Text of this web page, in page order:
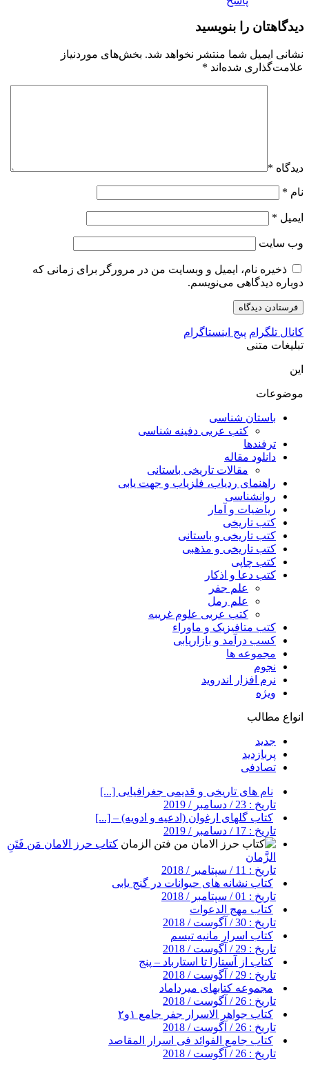
دیدگاهتان را بنویسید
نشانی ایمیل شما منتشر نخواهد شد. بخش‌های موردنیاز
علامت‌گذاری شده‌اند *
دیدگاه *
نام *
ایمیل *
وب‌ سایت
ذخیره نام، ایمیل و وبسایت من در مرورگر برای زمانی که
دوباره دیدگاهی می‌نویسم.
کانال تلگرام پیج اینستاگرام
تبلیغات متنی
این
موضوعات
باستان شناسی
کتب عربی دفینه شناسی
ترفندها
دانلود مقاله
مقالات تاریخی باستانی
راهنمای ردیاب، فلزیاب و جهت یابی
روانشناسی
ریاضیات و آمار
کتب تاریخی
کتب تاریخی و باستانی
کتب تاریخی و مذهبی
کتب چاپی
کتب دعا و اذکار
علم جفر
علم رمل
کتب عربی علوم غریبه
کتب متافیزیک و ماوراء
کسب درآمد و بازاریابی
مجموعه ها
نجوم
نرم افزار اندروید
ویژه
انواع مطالب
جدید
پربازدید
تصادفی
نام های تاریخی و قدیمی جغرافیایی [...]
تاریخ : 23 / دسامبر / 2019
کتاب گلهای ارغوان (ادعیه و ادویه) – [...]
تاریخ : 17 / دسامبر / 2019
کتاب حرز الامان مَن فَتَنِ
الزَّمان
تاریخ : 11 / سپتامبر / 2018
کتاب نشانه های حیوانات در گنج یابی
تاریخ : 01 / سپتامبر / 2018
کتاب مهج الدعوات
تاریخ : 30 / آگوست / 2018
کتاب اسرار مانیه تیسم
تاریخ : 29 / آگوست / 2018
کتاب از آستارا تا استارباد – پنج
تاریخ : 29 / آگوست / 2018
مجموعه کتابهای میرداماد
تاریخ : 26 / آگوست / 2018
کتاب جواهر الاسرار جفر جامع ۱و۲
تاریخ : 26 / آگوست / 2018
کتاب جامع الفوائد فی اسرار المقاصد
تاریخ : 26 / آگوست / 2018